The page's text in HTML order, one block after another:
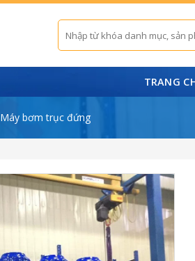
Tìm
kiếm:
TRANG
Máy bơm trục đứng